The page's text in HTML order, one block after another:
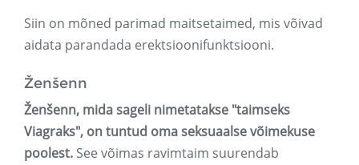
Siin on mõned parimad maitsetaimed, mis võivad
aidata parandada erektsioonifunktsiooni.
Ženšenn
Ženšenn, mida sageli nimetatakse "taimseks
Viagraks", on tuntud oma seksuaalse võimekuse
poolest. See võimas ravimtaim suurendab